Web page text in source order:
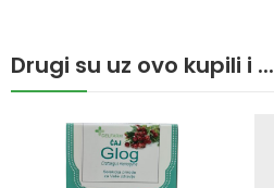
Drugi su uz ovo kupili i ...